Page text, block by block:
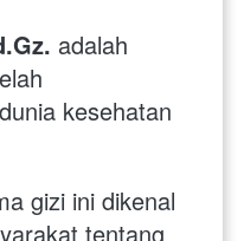
adalah
kesehatan
gizi ini dikenal
tentang